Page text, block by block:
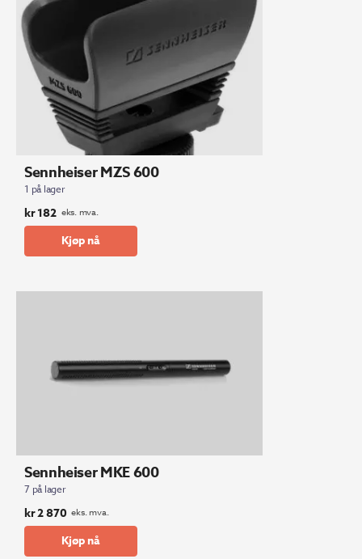
Sennheiser MZS 600
1 på lager
kr182 eks. mva.
Kjøp nå
Sennheiser MKE 600
7 på lager
kr2 870 eks. mva.
Kjøp nå